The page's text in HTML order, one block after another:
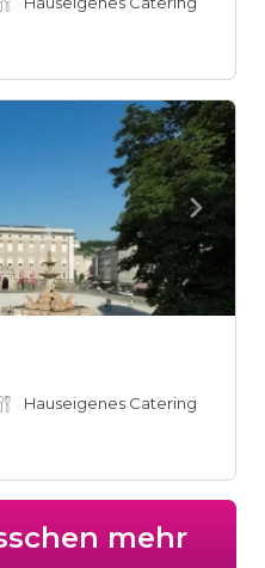
Hauseigenes Catering
mehr